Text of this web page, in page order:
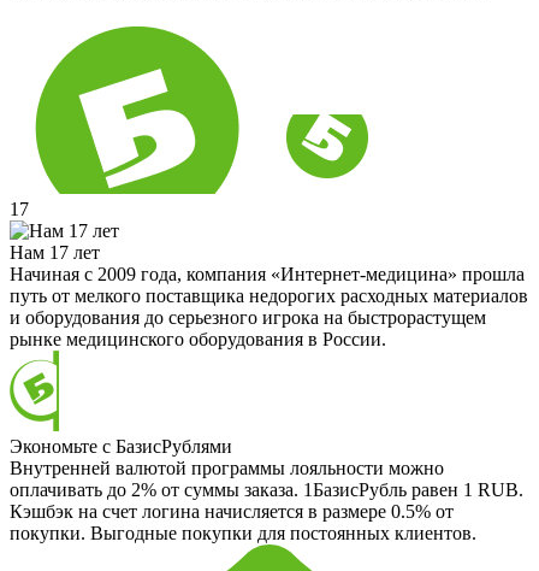
17
Нам 17 лет
Начиная с 2009 года, компания «Интернет-медицина» прошла
путь от мелкого поставщика недорогих расходных материалов
и оборудования до серьезного игрока на быстрорастущем
рынке медицинского оборудования в России.
Экономьте с БазисРублями
Внутренней валютой программы лояльности можно
оплачивать до 2% от суммы заказа. 1БазисРубль равен 1 RUB.
Кэшбэк на счет логина начисляется в размере 0.5% от
покупки. Выгодные покупки для постоянных клиентов.